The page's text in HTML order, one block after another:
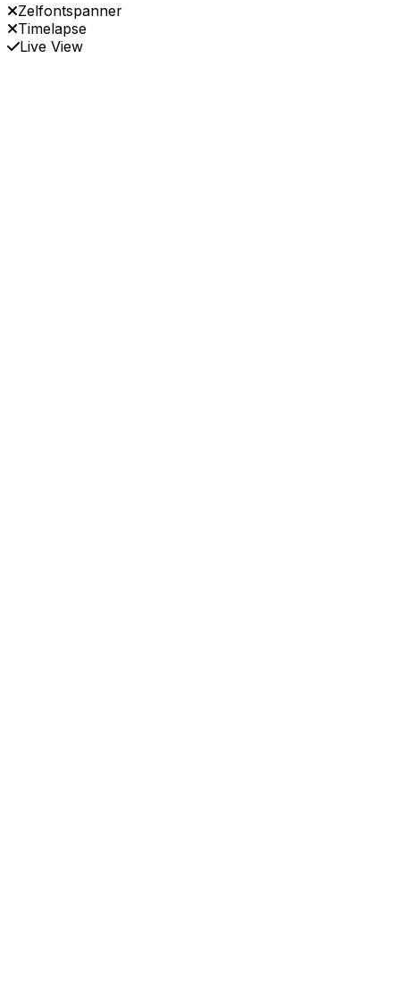
Zelfontspanner
Timelapse
Live View